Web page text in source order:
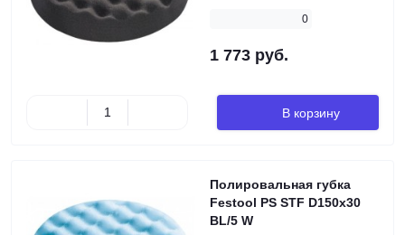
0
1 773 руб.
В корзину
Полировальная губка
Festool PS STF D150x30
BL/5 W